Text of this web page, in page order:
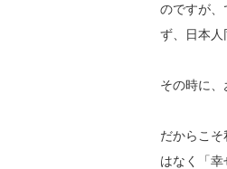
のですが、
ず、日本人
その時に
だからこ
はなく「